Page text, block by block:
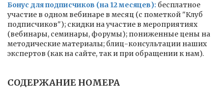
Бонус для подписчиков (на 12 месяцев): бесплатное
участие в одном вебинаре в месяц (с пометкой "Клуб
подписчиков"); скидки на участие в мероприятиях
(вебинары, семинары, форумы); пониженные цены на
методические материалы; блиц-консультации наших
экспертов (как на сайте, так и при обращении к нам).
СОДЕРЖАНИЕ НОМЕРА